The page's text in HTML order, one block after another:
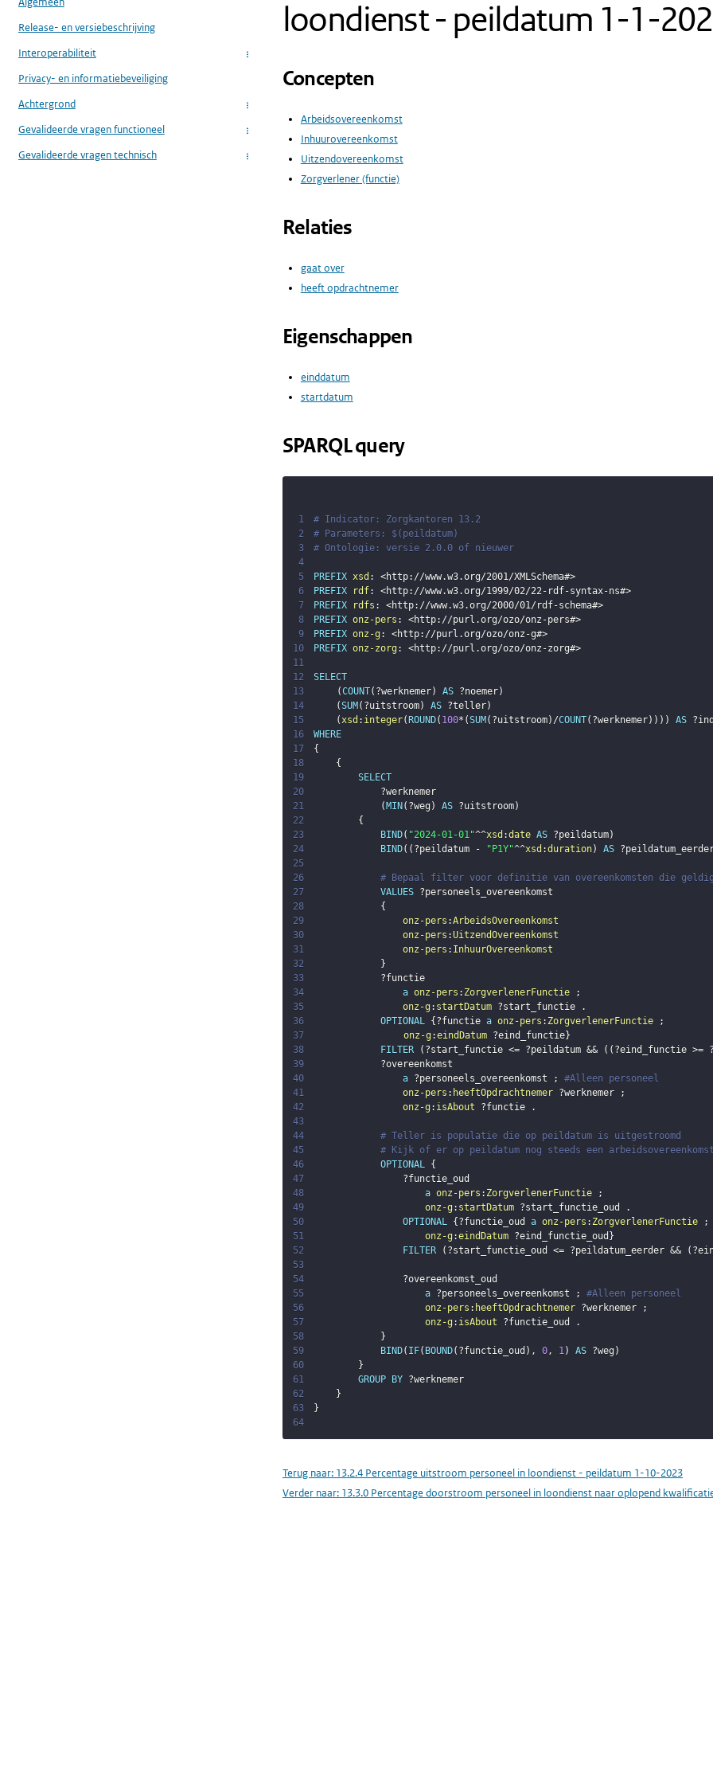
Release- en versiebeschrijving
Interoperabiliteit
...
Privacy- en informatiebeveiliging
Achtergrond
...
Gevalideerde vragen functioneel ...
Gevalideerde vragen technisch ...
loondienst - peildatum 1-1-
Concepten
Arbeidsovereenkomst
Inhuurovereenkomst
Uitzendovereenkomst
Zorgverlener (functie)
Relaties
gaat over
heeft opdrachtnemer
Eigenschappen
einddatum
startdatum
SPARQL query
1
# Indicator: Zorgkantoren 13.2
2
# Parameters: $(peildatum)
3
# Ontologie: versie 2.0.0 of nieuwer
4
5
PREFIX xsd : <http://www.w3.org/2001/XMLSchema#>
6
PREFIX rdf: <http://www.w3.org/1999/02/22-rdf-syntax-ns#>
7
PREFIX rdfs : <http://www.w3.org/2000/01/rdf-schema#>
8
PREFIX onz-pers : <http://purl.org/ozo/onz-pers#>
9
PREFIX onz-g : <http://purl.org/ozo/onz-g#>
10
PREFIX onz-zorg : <http://purl.org/ozo/onz-zorg#>
11
12
SELECT
13
(COUNT( ?werknemer) AS ?noemer)
14
(SUM ( ?uitstroom) AS ?teller)
15
(xsd : integer( ROUND( 100* (SUM ( ?uitstroom) /COUNT( ?werknemer) ) ) ) AS
16
WHERE
17
{
18
{
19
SELECT
20
?werknemer
21
( MIN ( ?weg ) AS ?uitstroom)
22
{
23
BIND( "2024-01-01"^^xsd :date AS ?peildatum)
24
BIND( ( ?peildatum - "P1Y"^^xsd :duration) AS
25
26
# Bepaal filter voor definitie van overeenkomsten die
27
VALUES ?personeels_overeenkomst
28
{
29
onz-pers :ArbeidsOvereenkomst
30
onz-pers :UitzendOvereenkomst
31
onz-pers : InhuurOvereenkomst
32
}
33
?functie
34
a onz-pers : ZorgverlenerFunctie
;
35
onz-g : startDatum ?start_functie
.
36
OPTIONAL { ?functie a onz-pers : ZorgverlenerFunctie
;
37
onz-g :eindDatum ?eind_functie}
38
FILTER ( ?start_functie <= ?peildatum && ( ( ?eind_functie >=
39
?overeenkomst
40
a ?personeels_overeenkomst ;
#Alleen personeel
41
onz-pers : heeftOpdrachtnemer ?werknemer
;
42
onz-g : isAbout ?functie
.
43
44
# Teller is populatie die op peildatum is uitgestroomd
45
# Kijk of er op peildatum nog steeds een
46
OPTIONAL {
47
?functie_oud
48
a onz-pers : ZorgverlenerFunctie
;
49
onz-g : startDatum ?start_functie_oud
.
50
OPTIONAL { ?functie_oud a onz-pers : ZorgverlenerFunctie
;
51
onz-g :eindDatum ?eind_functie_oud }
52
FILTER ( ?start_functie_oud <= ?peildatum_eerder && (
53
54
?overeenkomst_oud
55
a ?personeels_overeenkomst ;
#Alleen personeel
56
onz-pers : heeftOpdrachtnemer ?werknemer
;
57
onz-g : isAbout ?functie_oud
.
58
}
59
BIND( IF( BOUND( ?functie_oud ) , 0, 1) AS ?weg )
60
}
61
GROUP BY ?werknemer
62
}
63
}
64
Terug naar: 13.2.4 Percentage uitstroom personeel in loondienst - peildatum 1-10-2023
Verder naar: 13.3.0 Percentage doorstroom personeel in loondienst naar oplopend